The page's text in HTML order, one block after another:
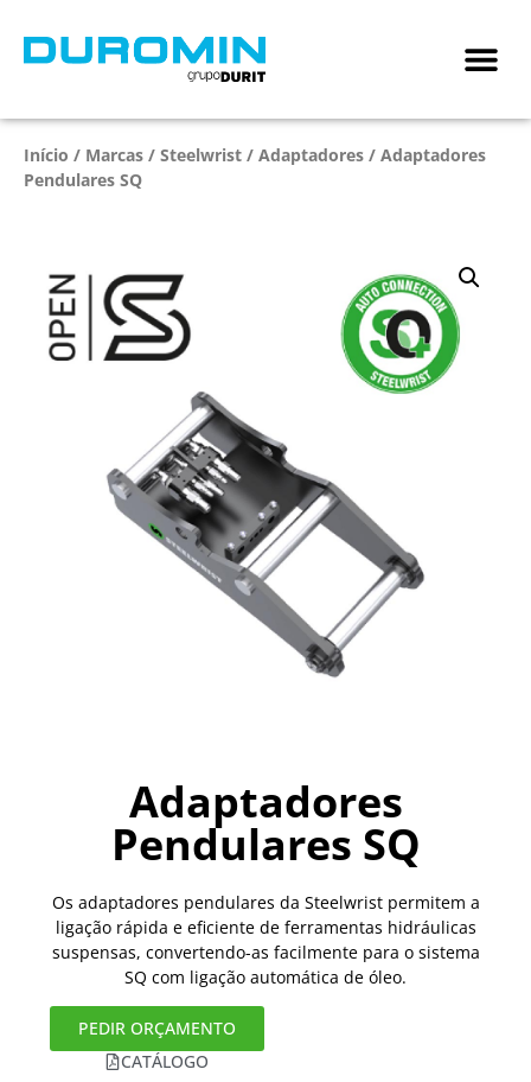
Início / Marcas / Steelwrist / Adaptadores / Adaptadores
Pendulares SQ
Adaptadores
Pendulares SQ
Os adaptadores pendulares da Steelwrist permitem a
ligação rápida e eficiente de ferramentas hidráulicas
suspensas, convertendo-as facilmente para o sistema
SQ com ligação automática de óleo.
PEDIR ORÇAMENTO
CATÁLOGO